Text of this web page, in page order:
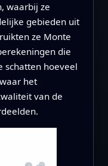
waarbij ze
gebieden uit
ze Monte
die
hoeveel
het
van de